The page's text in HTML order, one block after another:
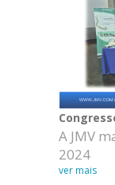
A JMV
2024
ver mais